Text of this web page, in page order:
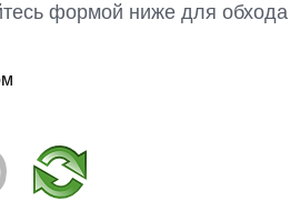
формой ниже для обхода